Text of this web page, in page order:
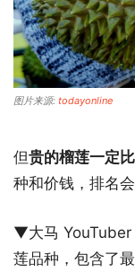
图片来源: todayonline
但贵的榴莲一定
种和价钱，排名
▼大马 YouTuber
莲品种，包含了